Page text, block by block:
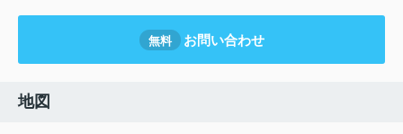
無料 お問い合わせ
地図